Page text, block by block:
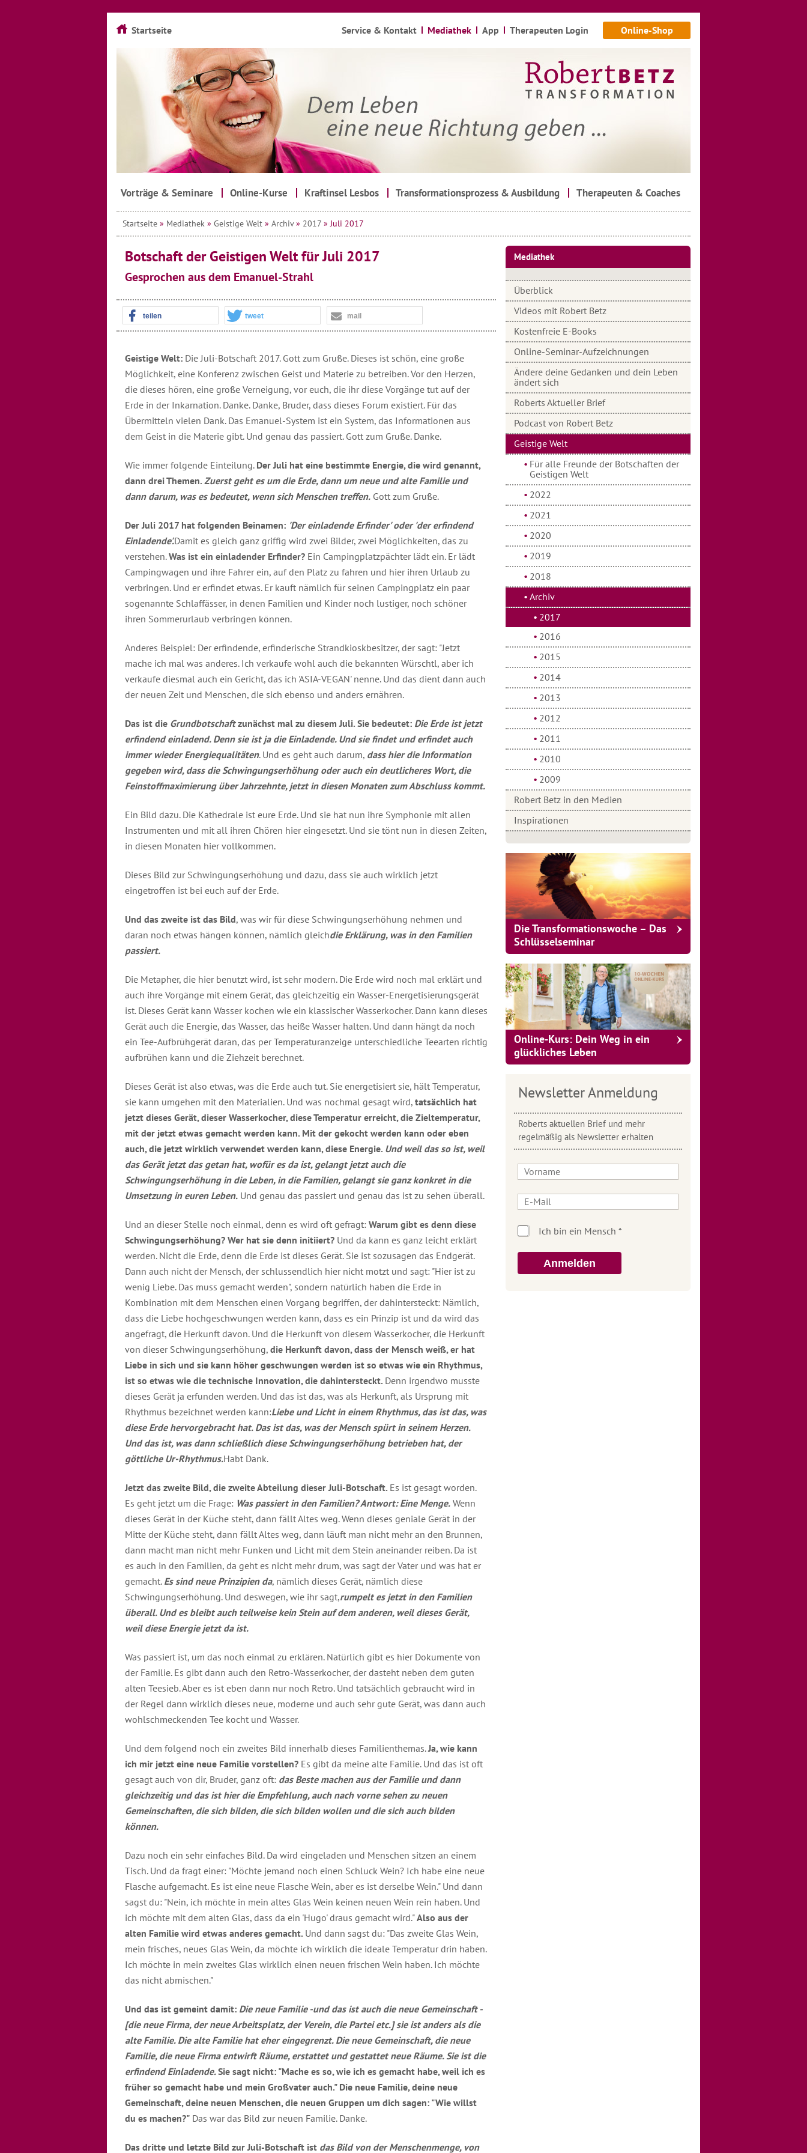
Vorträge & Seminare Online-Kurse Kraftinsel Lesbos Transformationsprozess & Ausbildung Therapeuten & Coaches
Startseite » Mediathek » Geistige Welt » Archiv» 2017 » Juli 2017
Botschaft der Geistigen Welt für Juli 2017
Gesprochen aus dem Emanuel-Strahl
teilen tweet mail
Geistige Welt: Die Juli-Botschaft 2017. Gott zum Gruße. Dieses ist schön, eine große
Möglichkeit, eine Konferenz zwischen Geist und Materie zu betreiben. Vor den Herzen,
die dieses hören, eine große Verneigung, vor euch, die ihr diese Vorgänge tut auf der
Erde in der Inkarnation. Danke. Danke, Bruder, dass dieses Forum existiert. Für das
Übermitteln vielen Dank. Das Emanuel-System ist ein System, das Informationen aus
dem Geist in die Materie gibt. Und genau das passiert. Gott zum Gruße. Danke.
Wie immer folgende Einteilung. Der Juli hat eine bestimmte Energie, die wird genannt,
dann drei Themen. Zuerst geht es um die Erde, dann um neue und alte Familie und
dann darum, was es bedeutet, wenn sich Menschen treffen. Gott zum Gruße.
Der Juli 2017 hat folgenden Beinamen: 'Der einladende Erfinder' oder 'der erfindend
Einladende'.Damit es gleich ganz griffig wird zwei Bilder, zwei Möglichkeiten, das zu
verstehen.Was ist ein einladender Erfinder? Ein Campingplatzpächter lädt ein. Er lädt
Campingwagen und ihre Fahrer ein, auf den Platz zu fahren und hier ihren Urlaub zu
verbringen. Und er erfindet etwas. Er kauft nämlich für seinen Campingplatz ein paar
sogenannte Schlaffässer, in denen Familien und Kinder noch lustiger, noch schöner
ihren Sommerurlaub verbringen können.
Anderes Beispiel: Der erfindende, erfinderische Strandkioskbesitzer, der sagt: "Jetzt
mache ich mal was anderes. Ich verkaufe wohl auch die bekannten Würschtl, aber ich
verkaufe diesmal auch ein Gericht, das ich 'ASIA-VEGAN' nenne. Und das dient dann auch
der neuen Zeit und Menschen, die sich ebenso und anders ernähren.
Das ist die Grundbotschaftzunächst mal zu diesem Juli. Sie bedeutet: Die Erde ist jetzt
erfindend einladend. Denn sie ist ja die Einladende. Und sie findet und erfindet auch
immer wieder Energiequalitäten. Und es geht auch darum, dass hier die Information
gegeben wird, dass die Schwingungserhöhung oder auch ein deutlicheres Wort, die
Feinstoffmaximierung über Jahrzehnte, jetzt in diesen Monaten zum Abschluss kommt.
Ein Bild dazu. Die Kathedrale ist eure Erde. Und sie hat nun ihre Symphonie mit allen
Instrumenten und mit all ihren Chören hier eingesetzt. Und sie tönt nun in diesen Zeiten,
in diesen Monaten hier vollkommen.
Dieses Bild zur Schwingungserhöhung und dazu, dass sie auch wirklich jetzt
eingetroffen ist bei euch auf der Erde.
Und das zweite ist das Bild, was wir für diese Schwingungserhöhung nehmen und
daran noch etwas hängen können, nämlich gleichdie Erklärung, was in den Familien
passiert.
Die Metapher, die hier benutzt wird, ist sehr modern. Die Erde wird noch mal erklärt und
auch ihre Vorgänge mit einem Gerät, das gleichzeitig ein Wasser-Energetisierungsgerät
ist. Dieses Gerät kann Wasser kochen wie ein klassischer Wasserkocher. Dann kann dieses
Gerät auch die Energie, das Wasser, das heiße Wasser halten. Und dann hängt da noch
ein Tee-Aufbrühgerät daran, das per Temperaturanzeige unterschiedliche Teearten richtig
aufbrühen kann und die Ziehzeit berechnet.
Dieses Gerät ist also etwas, was die Erde auch tut. Sie energetisiert sie, hält Temperatur,
sie kann umgehen mit den Materialien. Und was nochmal gesagt wird, tatsächlich hat
jetzt dieses Gerät, dieser Wasserkocher, diese Temperatur erreicht, die Zieltemperatur,
mit der jetzt etwas gemacht werden kann. Mit der gekocht werden kann oder eben
auch, die jetzt wirklich verwendet werden kann, diese Energie. Und weil das so ist, weil
das Gerät jetzt das getan hat, wofür es da ist, gelangt jetzt auch die
Schwingungserhöhung in die Leben, in die Familien, gelangt sie ganz konkret in die
Umsetzung in euren Leben. Und genau das passiert und genau das ist zu sehen überall.
Und an dieser Stelle noch einmal, denn es wird oft gefragt: Warum gibt es denn diese
Schwingungserhöhung? Wer hat sie denn initiiert? Und da kann es ganz leicht erklärt
werden. Nicht die Erde, denn die Erde ist dieses Gerät. Sie ist sozusagen das Endgerät.
Dann auch nicht der Mensch, der schlussendlich hier nicht motzt und sagt: "Hier ist zu
wenig Liebe. Das muss gemacht werden", sondern natürlich haben die Erde in
Kombination mit dem Menschen einen Vorgang begriffen, der dahintersteckt: Nämlich,
dass die Liebe hochgeschwungen werden kann, dass es ein Prinzip ist und da wird das
angefragt, die Herkunft davon. Und die Herkunft von diesem Wasserkocher, die Herkunft
von dieser Schwingungserhöhung, die Herkunft davon, dass der Mensch weiß, er hat
Liebe in sich und sie kann höher geschwungen werden ist so etwas wie ein Rhythmus,
ist so etwas wie die technische Innovation, die dahintersteckt. Denn irgendwo musste
dieses Gerät ja erfunden werden. Und das ist das, was als Herkunft, als Ursprung mit
Rhythmus bezeichnet werden kann:Liebe und Licht in einem Rhythmus, das ist das, was
diese Erde hervorgebracht hat. Das ist das, was der Mensch spürt in seinem Herzen.
Und das ist, was dann schließlich diese Schwingungserhöhung betrieben hat, der
göttliche Ur-Rhythmus.Habt Dank.
Jetzt das zweite Bild, die zweite Abteilung dieser Juli-Botschaft. Es ist gesagt worden.
Es geht jetzt um die Frage: Was passiert in den Familien? Antwort: Eine Menge. Wenn
dieses Gerät in der Küche steht, dann fällt Altes weg. Wenn dieses geniale Gerät in der
Mitte der Küche steht, dann fällt Altes weg, dann läuft man nicht mehr an den Brunnen,
dann macht man nicht mehr Funken und Licht mit dem Stein aneinander reiben. Da ist
es auch in den Familien, da geht es nicht mehr drum, was sagt der Vater und was hat er
gemacht. Es sind neue Prinzipien da, nämlich dieses Gerät, nämlich diese
Schwingungserhöhung. Und deswegen, wie ihr sagt,rumpelt es jetzt in den Familien
überall. Und es bleibt auch teilweise kein Stein auf dem anderen, weil dieses Gerät,
weil diese Energie jetzt da ist.
Was passiert ist, um das noch einmal zu erklären. Natürlich gibt es hier Dokumente von
der Familie. Es gibt dann auch den Retro-Wasserkocher, der dasteht neben dem guten
alten Teesieb. Aber es ist eben dann nur noch Retro. Und tatsächlich gebraucht wird in
der Regel dann wirklich dieses neue, moderne und auch sehr gute Gerät, was dann auch
wohlschmeckenden Tee kocht und Wasser.
Und dem folgend noch ein zweites Bild innerhalb dieses Familienthemas.Ja, wie kann
ich mir jetzt eine neue Familie vorstellen? Es gibt da meine alte Familie. Und das ist oft
gesagt auch von dir, Bruder, ganz oft: das Beste machen aus der Familie und dann
gleichzeitig und das ist hier die Empfehlung, auch nach vorne sehen zu neuen
Gemeinschaften, die sich bilden, die sich bilden wollen und die sich auch bilden
können.
Dazu noch ein sehr einfaches Bild. Da wird eingeladen und Menschen sitzen an einem
Tisch. Und da fragt einer: "Möchte jemand noch einen Schluck Wein? Ich habe eine neue
Flasche aufgemacht. Es ist eine neue Flasche Wein, aber es ist derselbe Wein." Und dann
sagst du: "Nein, ich möchte in mein altes Glas Wein keinen neuen Wein rein haben. Und
ich möchte mit dem alten Glas, dass da ein 'Hugo' draus gemacht wird."Also aus der
alten Familie wird etwas anderes gemacht. Und dann sagst du: "Das zweite Glas Wein,
mein frisches, neues Glas Wein, da möchte ich wirklich die ideale Temperatur drin haben.
Ich möchte in mein zweites Glas wirklich einen neuen frischen Wein haben. Ich möchte
das nicht abmischen."
Und das ist gemeint damit: Die neue Familie -und das ist auch die neue Gemeinschaft -
[die neue Firma, der neue Arbeitsplatz, der Verein, die Partei etc.] sie ist anders als die
alte Familie. Die alte Familie hat eher eingegrenzt. Die neue Gemeinschaft, die neue
Familie, die neue Firma entwirft Räume, erstattet und gestattet neue Räume. Sie ist die
erfindend Einladende.Sie sagt nicht: "Mache es so, wie ich es gemacht habe, weil ich es
früher so gemacht habe und mein Großvater auch." Die neue Familie, deine neue
Gemeinschaft, deine neuen Menschen, die neuen Gruppen um dich sagen: "Wie willst
du es machen?" Das war das Bild zur neuen Familie. Danke.
Das dritte und letzte Bild zur Juli-Botschaft ist das Bild von der Menschenmenge, von
Mediathek
Überblick
Videos mit Robert Betz
Kostenfreie E-Books
Online-Seminar-Aufzeichnungen
Ändere deine Gedanken und dein Leben
ändert sich
Roberts Aktueller Brief
Podcast von Robert Betz
Geistige Welt
Für alle Freunde der Botschaften der
Geistigen Welt
2022
2021
2020
2019
2018
Archiv
2017
2016
2015
2014
2013
2012
2011
2010
2009
Robert Betz in den Medien
Inspirationen
Die Transformationswoche – Das
Schlüsselseminar
Online-Kurs: Dein Weg in ein
glückliches Leben
Newsletter Anmeldung
Roberts aktuellen Brief und mehr
regelmäßig als Newsletter erhalten
Anmelden
Startseite Service & Kontakt Mediathek App Therapeuten Login Online-Shop